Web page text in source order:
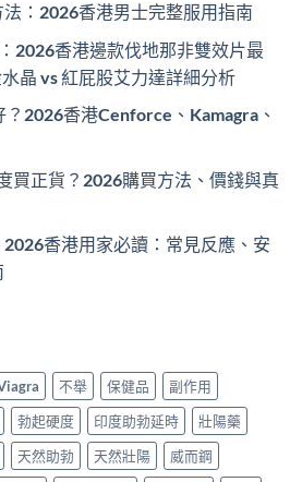
：2026香港男士完整服用指南
2026香港邊款伐地那非雙效片最
晶 vs 紅屁股艾力達詳細分析
2026香港Cenforce、Kamagra、
買正貨？2026購買方法、價錢與真
香港用家必讀：常見反應、安
不舉 保健品
副作用
勃起硬度 印度助勃延時
壯陽藥
天然助勃 天然壯陽
威而鋼